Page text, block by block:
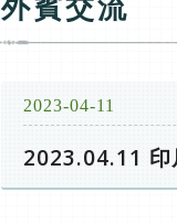
2023-04-11
2023.04.11 印